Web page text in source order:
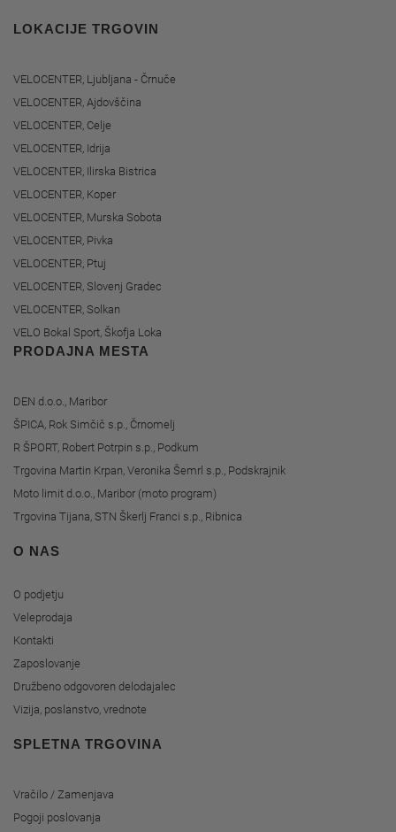
LOKACIJE TRGOVIN
VELOCENTER, Ljubljana - Črnuče
VELOCENTER, Ajdovščina
VELOCENTER, Celje
VELOCENTER, Idrija
VELOCENTER, Ilirska Bistrica
VELOCENTER, Koper
VELOCENTER, Murska Sobota
VELOCENTER, Pivka
VELOCENTER, Ptuj
VELOCENTER, Slovenj Gradec
VELOCENTER, Solkan
VELO Bokal Sport, Škofja Loka
PRODAJNA MESTA
DEN d.o.o., Maribor
ŠPICA, Rok Simčič s.p., Črnomelj
R ŠPORT, Robert Potrpin s.p., Podkum
Trgovina Martin Krpan, Veronika Šemrl s.p., Podskrajnik
Moto limit d.o.o., Maribor (moto program)
Trgovina Tijana, STN Škerlj Franci s.p., Ribnica
O NAS
O podjetju
Veleprodaja
Kontakti
Zaposlovanje
Družbeno odgovoren delodajalec
Vizija, poslanstvo, vrednote
SPLETNA TRGOVINA
Vračilo / Zamenjava
Pogoji poslovanja